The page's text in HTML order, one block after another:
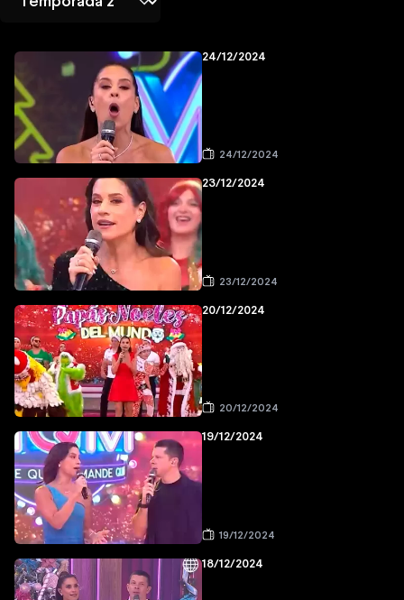
24/12/2024
24/12/2024
23/12/2024
23/12/2024
20/12/2024
20/12/2024
19/12/2024
19/12/2024
18/12/2024